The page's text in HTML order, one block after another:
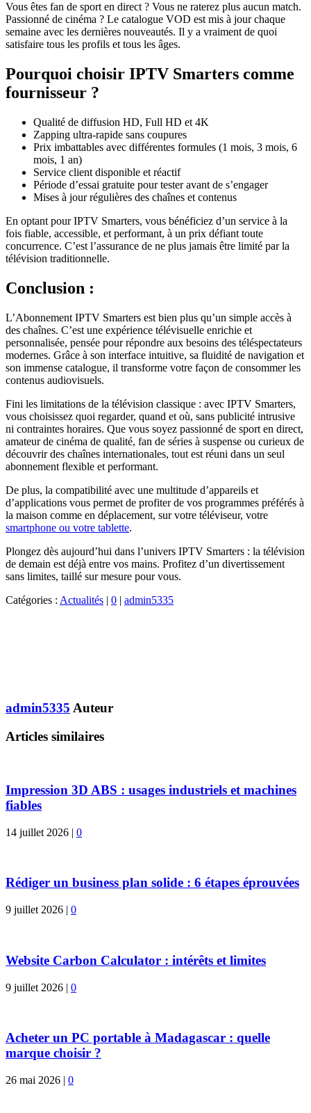
Vous êtes fan de sport en direct ? Vous ne raterez plus aucun match.
Passionné de cinéma ? Le catalogue VOD est mis à jour chaque
semaine avec les dernières nouveautés. Il y a vraiment de quoi
satisfaire tous les profils et tous les âges.
Pourquoi choisir IPTV Smarters comme
fournisseur ?
Qualité de diffusion HD, Full HD et 4K
Zapping ultra-rapide sans coupures
Prix imbattables avec différentes formules (1 mois, 3 mois, 6
mois, 1 an)
Service client disponible et réactif
Période d’essai gratuite pour tester avant de s’engager
Mises à jour régulières des chaînes et contenus
En optant pour IPTV Smarters, vous bénéficiez d’un service à la
fois fiable, accessible, et performant, à un prix défiant toute
concurrence. C’est l’assurance de ne plus jamais être limité par la
télévision traditionnelle.
Conclusion :
L’Abonnement IPTV Smarters est bien plus qu’un simple accès à
des chaînes. C’est une expérience télévisuelle enrichie et
personnalisée, pensée pour répondre aux besoins des téléspectateurs
modernes. Grâce à son interface intuitive, sa fluidité de navigation et
son immense catalogue, il transforme votre façon de consommer les
contenus audiovisuels.
Fini les limitations de la télévision classique : avec IPTV Smarters,
vous choisissez quoi regarder, quand et où, sans publicité intrusive
ni contraintes horaires. Que vous soyez passionné de sport en direct,
amateur de cinéma de qualité, fan de séries à suspense ou curieux de
découvrir des chaînes internationales, tout est réuni dans un seul
abonnement flexible et performant.
De plus, la compatibilité avec une multitude d’appareils et
d’applications vous permet de profiter de vos programmes préférés à
la maison comme en déplacement, sur votre téléviseur, votre
smartphone ou votre tablette.
Plongez dès aujourd’hui dans l’univers IPTV Smarters : la télévision
de demain est déjà entre vos mains. Profitez d’un divertissement
sans limites, taillé sur mesure pour vous.
Catégories : Actualités | 0 | admin5335
admin5335 Auteur
Articles similaires
Impression 3D ABS : usages industriels et machines
fiables
14 juillet 2026 | 0
Rédiger un business plan solide : 6 étapes éprouvées
9 juillet 2026 | 0
Website Carbon Calculator : intérêts et limites
9 juillet 2026 | 0
Acheter un PC portable à Madagascar : quelle
marque choisir ?
26 mai 2026 | 0